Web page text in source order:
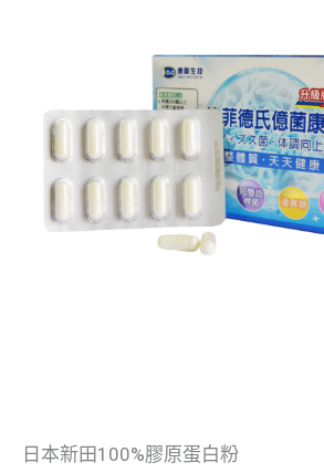
日本新田100%膠原蛋白粉